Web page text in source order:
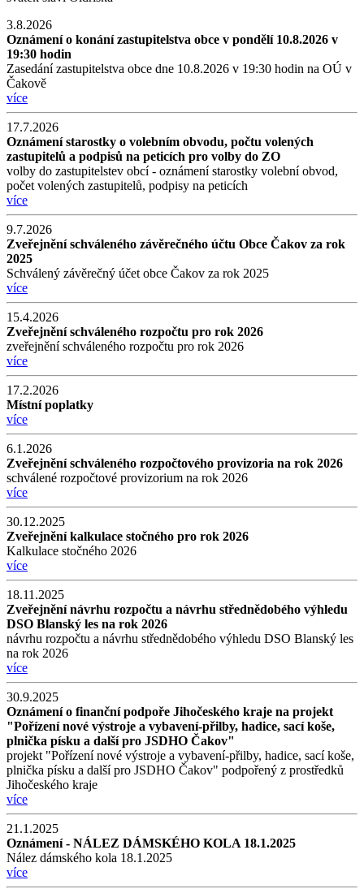
3.8.2026
Oznámení o konání zastupitelstva obce v pondělí 10.8.2026 v
19:30 hodin
Zasedání zastupitelstva obce dne 10.8.2026 v 19:30 hodin na OÚ v
Čakově
více
17.7.2026
Oznámení starostky o volebním obvodu, počtu volených
zastupitelů a podpisů na peticích pro volby do ZO
volby do zastupitelstev obcí - oznámení starostky volební obvod,
počet volených zastupitelů, podpisy na peticích
více
9.7.2026
Zveřejnění schváleného závěrečného účtu Obce Čakov za rok
2025
Schválený závěrečný účet obce Čakov za rok 2025
více
15.4.2026
Zveřejnění schváleného rozpočtu pro rok 2026
zveřejnění schváleného rozpočtu pro rok 2026
více
17.2.2026
Místní poplatky
více
6.1.2026
Zveřejnění schváleného rozpočtového provizoria na rok 2026
schválené rozpočtové provizorium na rok 2026
více
30.12.2025
Zveřejnění kalkulace stočného pro rok 2026
Kalkulace stočného 2026
více
18.11.2025
Zveřejnění návrhu rozpočtu a návrhu střednědobého výhledu
DSO Blanský les na rok 2026
návrhu rozpočtu a návrhu střednědobého výhledu DSO Blanský les
na rok 2026
více
30.9.2025
Oznámení o finanční podpoře Jihočeského kraje na projekt
"Pořízení nové výstroje a vybavení-přilby, hadice, sací koše,
plnička písku a další pro JSDHO Čakov"
projekt "Pořízení nové výstroje a vybavení-přilby, hadice, sací koše,
plnička písku a další pro JSDHO Čakov" podpořený z prostředků
Jihočeského kraje
více
21.1.2025
Oznámení - NÁLEZ DÁMSKÉHO KOLA 18.1.2025
Nález dámského kola 18.1.2025
více